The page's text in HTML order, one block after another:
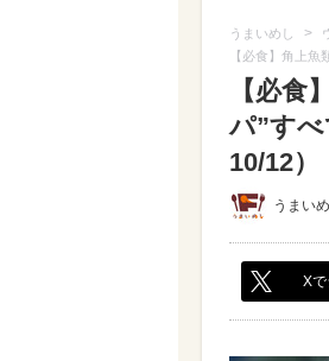
うまいめし >
【必食】角上
【必食
パ”す
10/12）
うまい
Xで